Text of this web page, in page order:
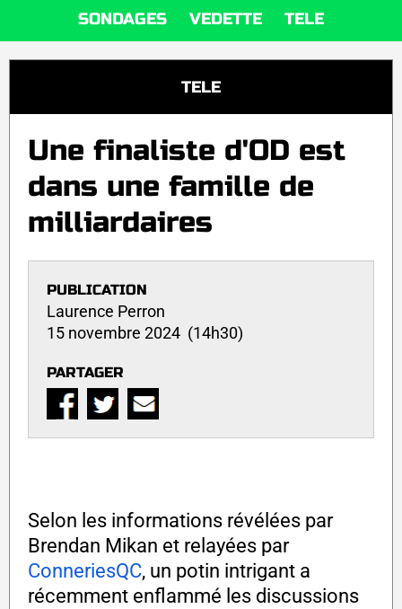
SONDAGES VEDETTE TELE
TELE
Une finaliste d'OD est
dans une famille de
milliardaires
PUBLICATION
Laurence Perron
15 novembre 2024 (14h30)
PARTAGER
Selon les informations révélées par
Brendan Mikan et relayées par
ConneriesQC, un potin intrigant a
récemment enflammé les discussions